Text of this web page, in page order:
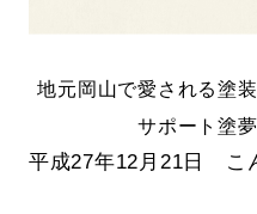
地元岡山で愛される塗
サポート塗
平成27年12月21日 こ